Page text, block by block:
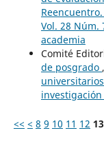
Vol. 28 Núm.
academia
Comité
de posgrado ,
<< < 8 9 10 11 12 13